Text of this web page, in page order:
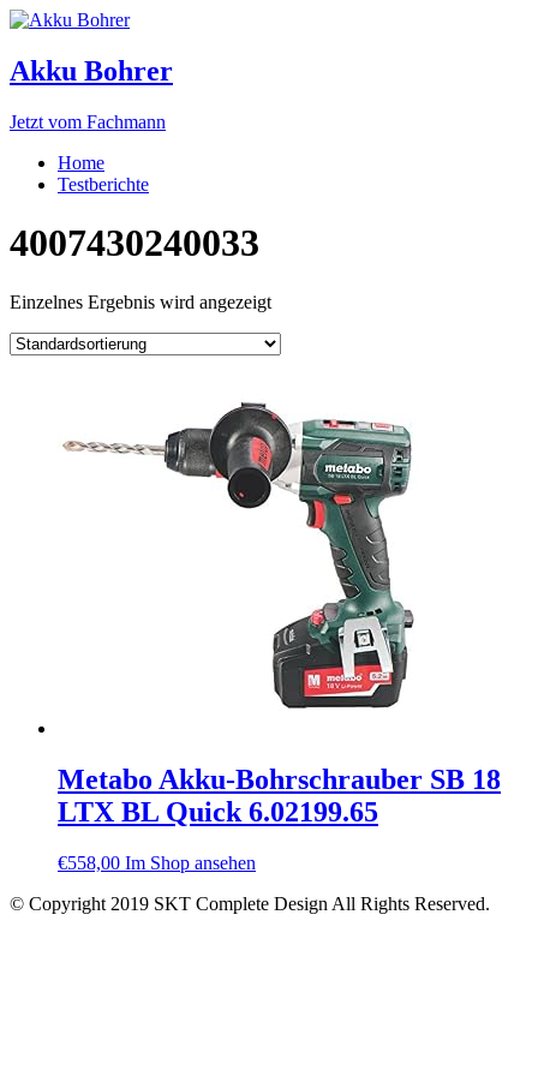
Akku Bohrer
Jetzt vom Fachmann
Home
Testberichte
4007430240033
Einzelnes Ergebnis wird angezeigt
Metabo Akku-Bohrschrauber SB 18
LTX BL Quick 6.02199.65
€558,00 Im Shop ansehen
© Copyright 2019 SKT Complete Design All Rights Reserved.